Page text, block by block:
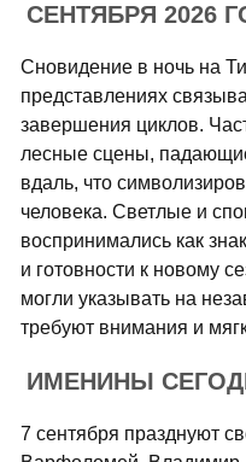
СЕНТЯБРЯ 2026
Сновидение в ночь на
представлениях
завершения циклов.
лесные сцены,
вдаль, что
человека. Светлые и
воспринимались как
и готовности к новому
могли указывать на
требуют внимания и
ИМЕНИНЫ
7 сентября празднуют